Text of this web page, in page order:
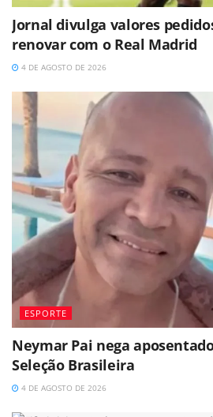
Jornal divulga valores
renovar com o Real Madrid
4 DE AGOSTO DE 2026
ESPORTE
Neymar Pai nega
Seleção Brasileira
4 DE AGOSTO DE 2026